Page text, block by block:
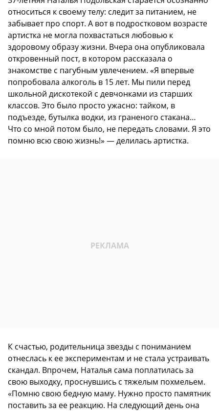
относиться к своему телу: следит за питанием, не
забывает про спорт. А вот в подростковом возрасте
артистка не могла похвастаться любовью к
здоровому образу жизни. Вчера она опубликовала
откровенный пост, в котором рассказала о
знакомстве с пагубным увлечением. «Я впервые
попробовала алкоголь в 15 лет. Мы пили перед
школьной дискотекой с девчонками из старших
классов. Это было просто ужасно: тайком, в
подъезде, бутылка водки, из граненого стакана…
Что со мной потом было, не передать словами. Я это
помню всю свою жизнь!» — делилась артистка.
К счастью, родительница звезды с пониманием
отнеслась к ее экспериментам и не стала устраивать
скандал. Впрочем, Наталья сама поплатилась за
свою выходку, проснувшись с тяжелым похмельем.
«Помню свою бедную маму. Нужно просто памятник
поставить за ее реакцию. На следующий день она